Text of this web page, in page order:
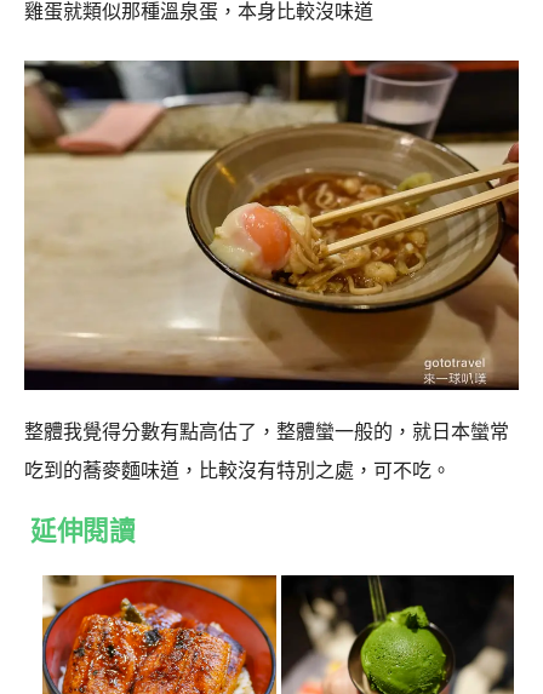
雞蛋就類似那種溫泉蛋，本身比較沒味道
整體我覺得分數有點高估了，整體蠻一般的，就日本蠻常
吃到的蕎麥麵味道，比較沒有特別之處，可不吃。
延伸閱讀